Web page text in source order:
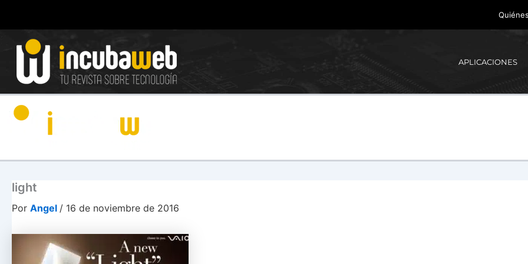
contenido
APLICACIONES
light
Por Angel / 16 de noviembre de 2016